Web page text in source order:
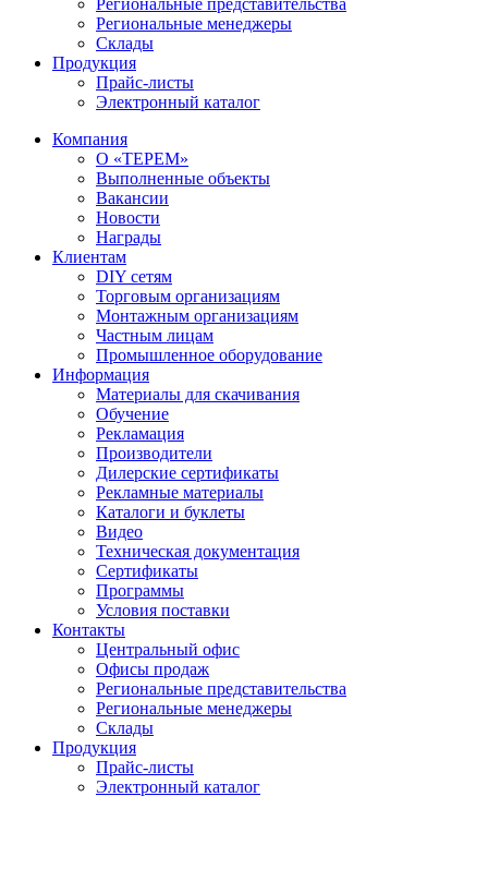
Региональные менеджеры
Склады
Продукция
Прайс-листы
Электронный каталог
Компания
О «ТЕРЕМ»
Выполненные объекты
Вакансии
Новости
Награды
Клиентам
DIY сетям
Торговым организациям
Монтажным организациям
Частным лицам
Промышленное оборудование
Информация
Материалы для скачивания
Обучение
Рекламация
Производители
Дилерские сертификаты
Рекламные материалы
Каталоги и буклеты
Видео
Техническая документация
Сертификаты
Программы
Условия поставки
Контакты
Центральный офис
Офисы продаж
Региональные представительства
Региональные менеджеры
Склады
Продукция
Прайс-листы
Электронный каталог